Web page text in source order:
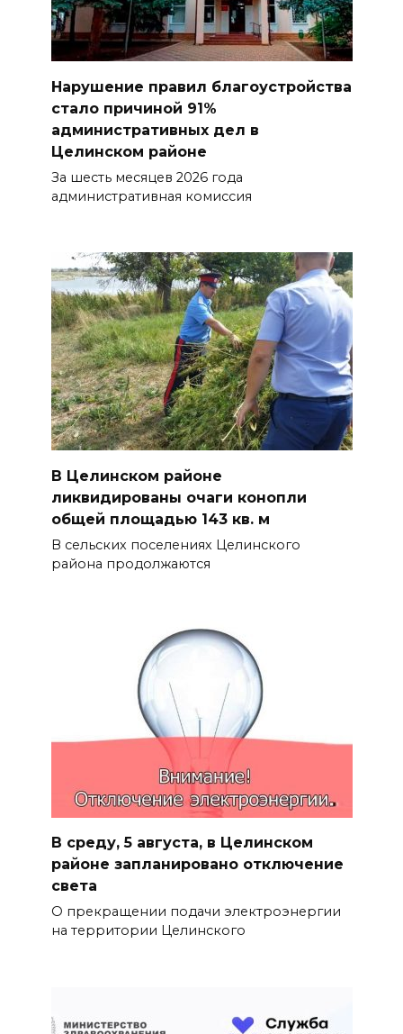
Нарушение правил благоустройства
стало причиной 91%
административных дел в
Целинском районе
За шесть месяцев 2026 года
административная комиссия
В Целинском районе
ликвидированы очаги конопли
общей площадью 143 кв. м
В сельских поселениях Целинского
района продолжаются
В среду, 5 августа, в Целинском
районе запланировано отключение
света
О прекращении подачи электроэнергии
на территории Целинского